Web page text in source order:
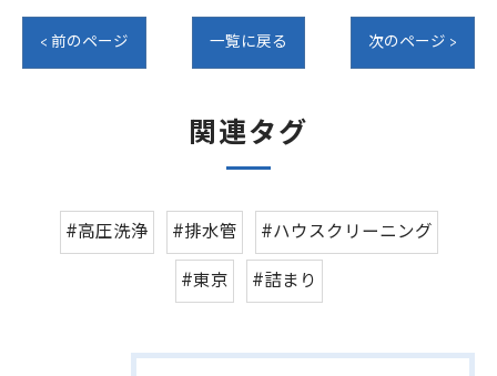
< 前のページ 一覧に戻る 次のページ >
関連タグ
#高圧洗浄 #排水管
#ハウスクリーニング
#東京
#詰まり